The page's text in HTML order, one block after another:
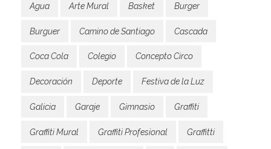
Agua Arte Mural Basket Burger
Burguer Camino de Santiago Cascada
Coca Cola Colegio Concepto Circo
Decoración Deporte Festiva de la Luz
Galicia Garaje Gimnasio Graffiti
Graffiti Mural Graffiti Profesional Graffitti